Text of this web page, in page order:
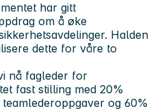
har gitt
om å øke
Halden
dette for våre to
nå fagleder for
fast stilling med 20%
og 60%